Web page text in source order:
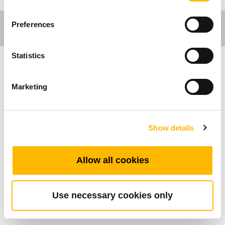
Preferences
Statistics
Marketing
Show details
Allow all cookies
Use necessary cookies only
醫療應用
壓力感應器
病患離床時手控器會發出警示音
防水等級: IP66